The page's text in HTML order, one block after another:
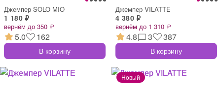
Джемпер SOLO MIO
1 180 ₽
вернём до 350 ₽
5.0 162
В корзину
Джемпер VILATTE
4 380 ₽
вернём до 1 310 ₽
4.8 3 387
В корзину